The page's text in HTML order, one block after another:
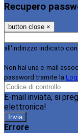
Recupero
button close ×
all'indirizzo indicato
Non hai una e-mail
password tramite la
E-mail inviata, si
elettronica!
Errore